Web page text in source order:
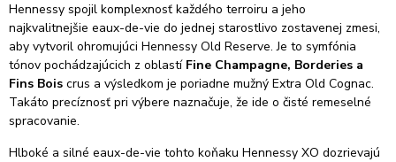
Hennessy spojil komplexnosť každého terroiru a jeho
najkvalitnejšie eaux-de-vie do jednej starostlivo zostavenej zmesi,
aby vytvoril ohromujúci Hennessy Old Reserve. Je to symfónia
tónov pochádzajúcich z oblastí Fine Champagne, Borderies a
Fins Bois crus a výsledkom je poriadne mužný Extra Old Cognac.
Takáto precíznosť pri výbere naznačuje, že ide o čisté remeselné
spracovanie.
Hlboké a silné eaux-de-vie tohto koňaku Hennessy XO dozrievajú